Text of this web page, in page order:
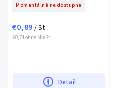
Momentálně nedostupné
€0,74 ohne MwSt.
€0,89 / St
Detail